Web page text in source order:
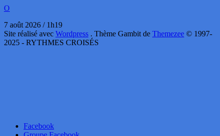
O
7 août 2026 / 1h19
Site réalisé avec Wordpress . Thème Gambit de Themezee © 1997-
2025 - RYTHMES CROISÉS
Facebook